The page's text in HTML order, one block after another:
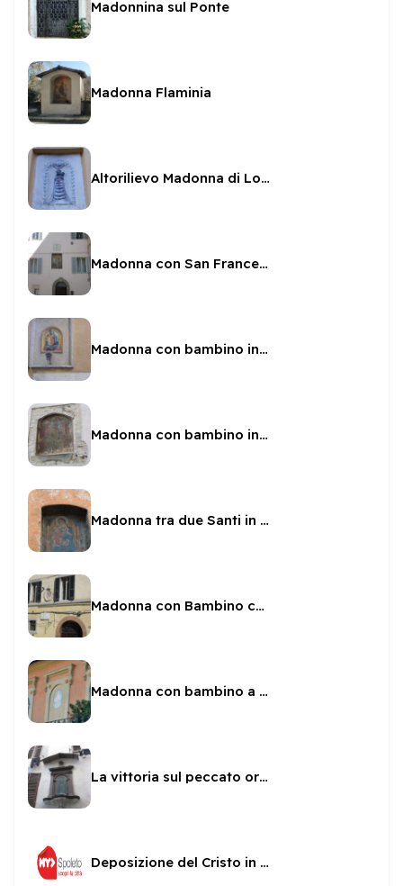
Madonnina sul Ponte
Madonna Flaminia
Altorilievo Madonna di Loreto in Via Settano
Madonna con San Francesco e San Gregorio Prete
Madonna con bambino in Vicolo Poli
Madonna con bambino in via del Municipio
Madonna tra due Santi in Largo Fratti
Madonna con Bambino con cornice e corona
Madonna con bambino a Largo Gigli
La vittoria sul peccato originale
Deposizione del Cristo in Via dei Fornari